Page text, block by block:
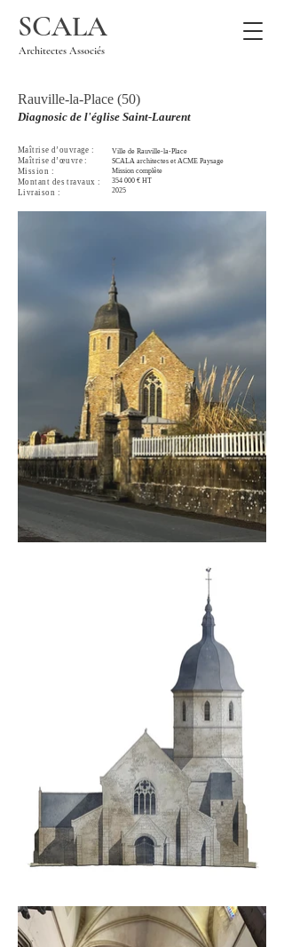
SCALA
Architectes Associés
Rauville-la-Place (50)
Diagnosic de l'église Saint-Laurent
Maîtrise d’ouvrage :
Maîtrise d’œuvre :
Mission :
Montant des travaux :
Livraison :
Ville de Rauville-la-Place
SCALA architectes et ACME Paysage
Mission complète
354 000 € HT
2025